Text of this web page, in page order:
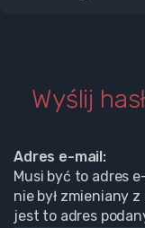
Wyślij
Adres e-mail:
Musi być to adres
nie był zmieniany
jest to adres